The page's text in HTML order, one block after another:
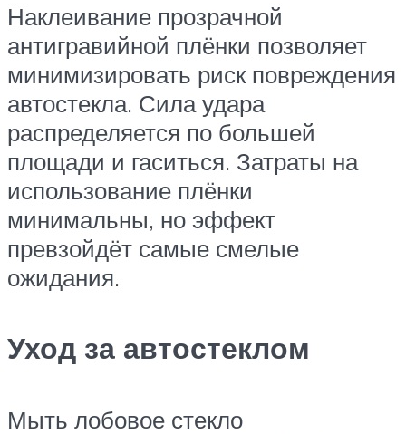
Наклеивание прозрачной
антигравийной плёнки позволяет
минимизировать риск повреждения
автостекла. Сила удара
распределяется по большей
площади и гаситься. Затраты на
использование плёнки
минимальны, но эффект
превзойдёт самые смелые
ожидания.
Уход за автостеклом
Мыть лобовое стекло